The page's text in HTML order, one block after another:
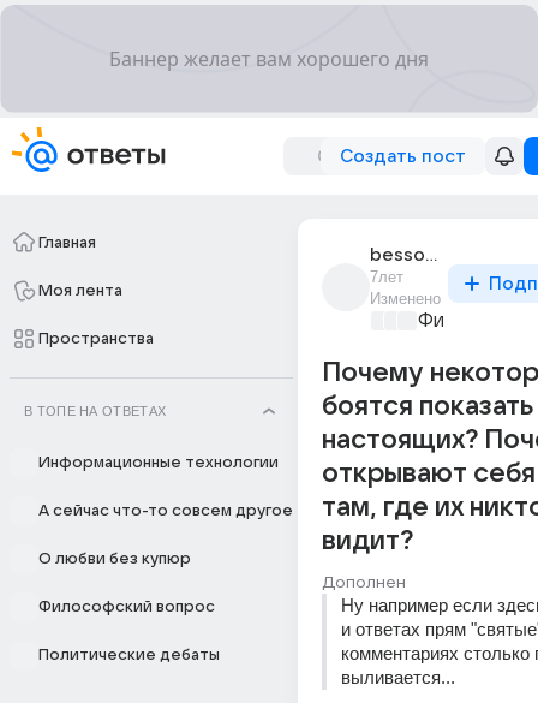
Создать пост
Главная
Моя лента
Пространства
В ТОПЕ НА ОТВЕТАХ
Информационные технологии
А сейчас что-то совсем другое
О любви без купюр
Философский вопрос
Политические дебаты
bessonnitsa_grust
7лет
Изменено
Почему
боятся
настоящих?
открывают себя
там, где их
видит?
Дополнен
Ну например если
и ответах прям
комментариях столько
выливается...